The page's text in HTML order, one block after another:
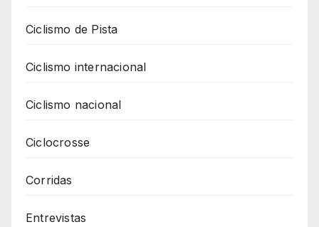
Ciclismo de Pista
Ciclismo internacional
Ciclismo nacional
Ciclocrosse
Corridas
Entrevistas